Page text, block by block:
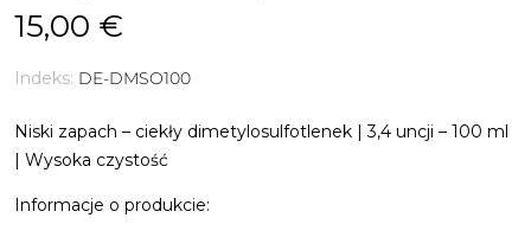
15,00 €
Indeks: DE-DMSO100
Niski zapach – ciekły dimetylosulfotlenek | 3,4 uncji – 100 ml
| Wysoka czystość
Informacje o produkcie: